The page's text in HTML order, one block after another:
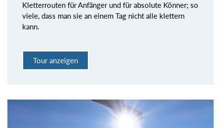
Kletterrouten für Anfänger und für absolute Könner; so
viele, dass man sie an einem Tag nicht alle klettern
kann.
Tour anzeigen